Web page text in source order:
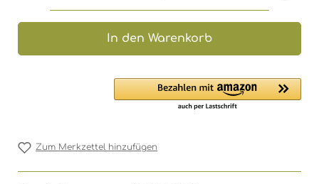
In den Warenkorb
Zum Merkzettel hinzufügen